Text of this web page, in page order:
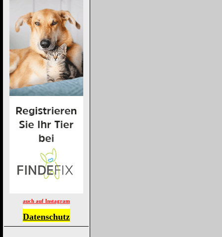
auch auf Instagram
Datenschutz